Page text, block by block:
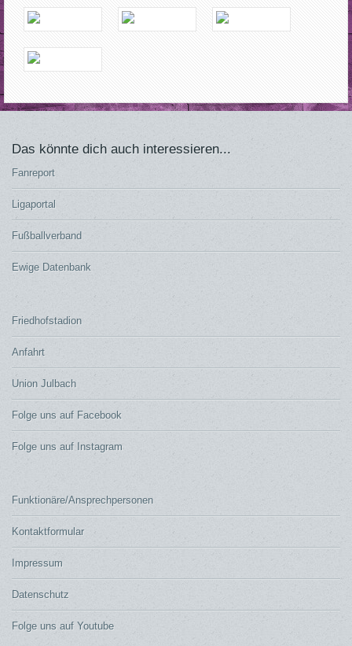
Das könnte dich auch interessieren...
Fanreport
Ligaportal
Fußballverband
Ewige Datenbank
Friedhofstadion
Anfahrt
Union Julbach
Folge uns auf Facebook
Folge uns auf Instagram
Funktionäre/Ansprechpersonen
Kontaktformular
Impressum
Datenschutz
Folge uns auf Youtube